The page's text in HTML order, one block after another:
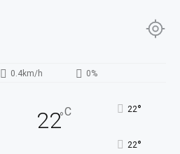
0.4km/h 0%
22°C 22°
22°